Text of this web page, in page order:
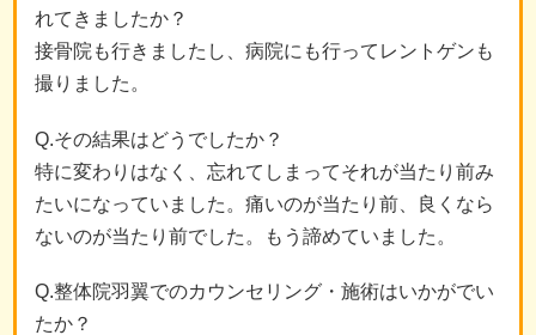
れてきましたか？
接骨院も行きましたし、病院にも行ってレントゲンも
撮りました。
Q.その結果はどうでしたか？
特に変わりはなく、忘れてしまってそれが当たり前み
たいになっていました。痛いのが当たり前、良くなら
ないのが当たり前でした。もう諦めていました。
Q.整体院羽翼でのカウンセリング・施術はいかがでい
たか？